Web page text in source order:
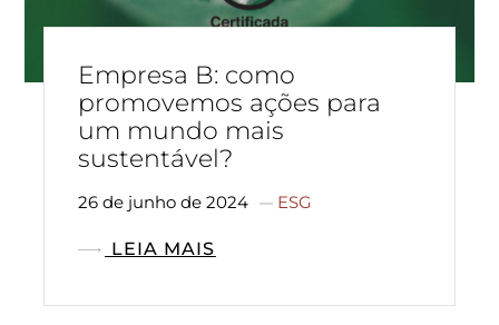
Empresa B: como
promovemos ações para
um mundo mais
sustentável?
26 de junho de 2024 ESG
LEIA MAIS